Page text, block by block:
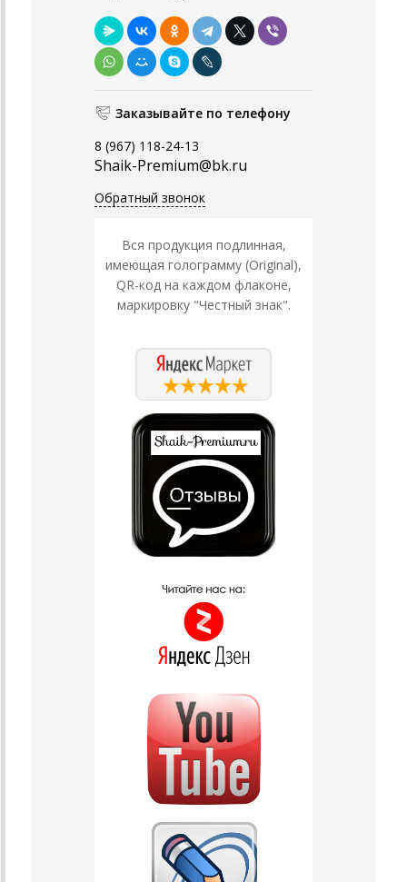
Заказывайте по телефону
8 (967) 118-24-13
Shaik-Premium@bk.ru
Обратный звонок
Вся продукция подлинная,
имеющая голограмму (Original),
QR-код на каждом флаконе,
маркировку "Честный знак".